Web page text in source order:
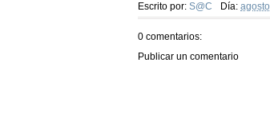
Escrito por: S@C Día:
0 comentarios:
Publicar un comentario